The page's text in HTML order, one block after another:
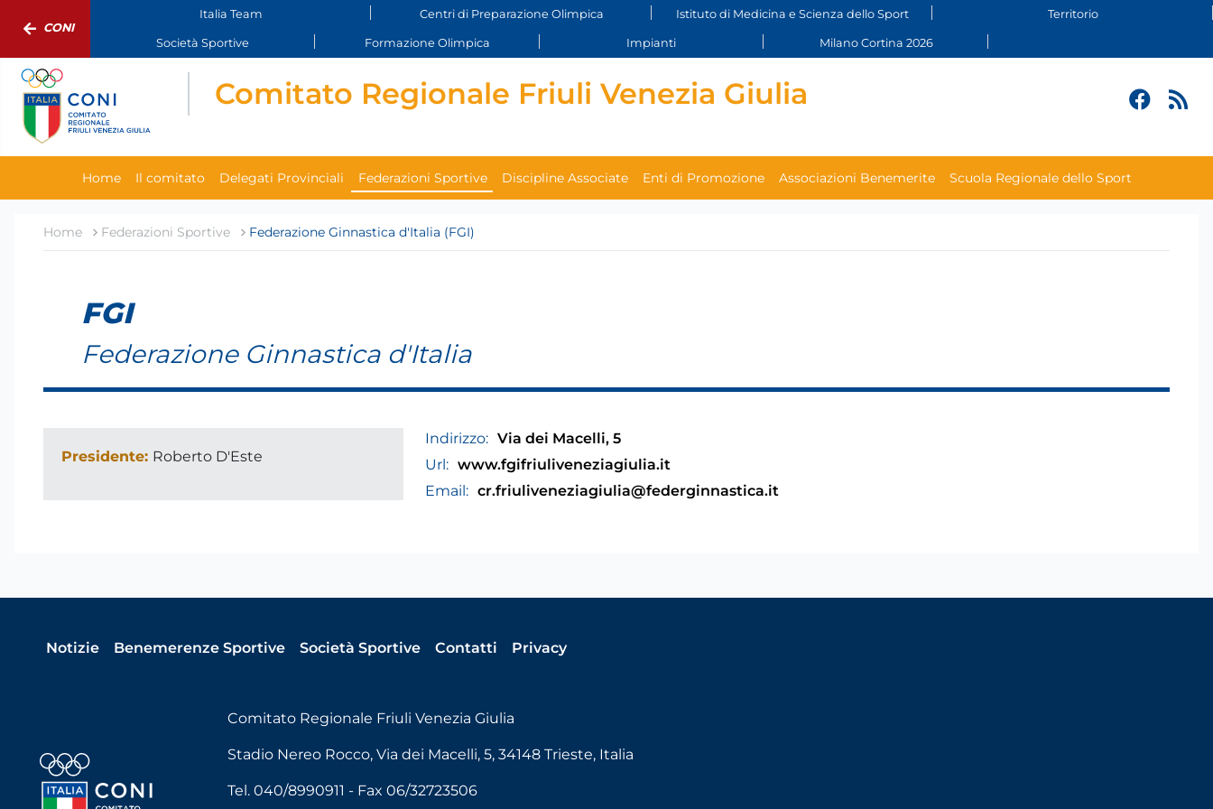
CONI
Italia Team Centri di Preparazione Olimpica Istituto di Medicina e Scienza dello Sport Territorio
Società Sportive Formazione Olimpica Impianti Milano Cortina 2026
Comitato Regionale Friuli Venezia Giulia
Home Il comitato Delegati Provinciali Federazioni Sportive Discipline Associate Enti di Promozione Associazioni Benemerite Scuola Regionale dello Sport
Home Federazioni Sportive Federazione Ginnastica d'Italia (FGI)
FGI
Federazione Ginnastica d'Italia
Presidente: Roberto D'Este
Indirizzo: Via dei Macelli, 5
Url: www.fgifriuliveneziagiulia.it
Email: cr.friuliveneziagiulia@federginnastica.it
Notizie Benemerenze Sportive Società Sportive Contatti Privacy
Comitato Regionale Friuli Venezia Giulia
Stadio Nereo Rocco, Via dei Macelli, 5, 34148 Trieste, Italia
Tel. 040/8990911 - Fax 06/32723506